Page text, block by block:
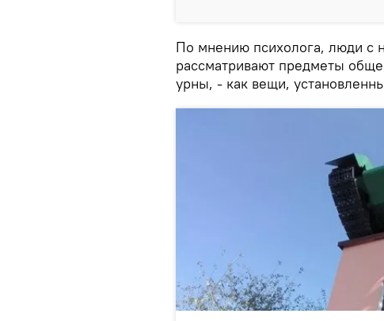
По мнению психолога, люди с
рассматривают предметы
урны, - как вещи,